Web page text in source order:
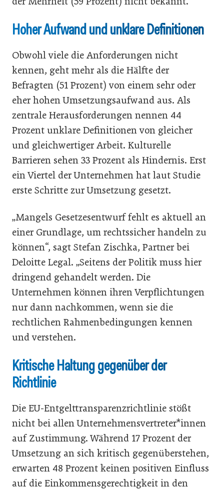
Hoher Aufwand und unklare Definitionen
Obwohl viele die Anforderungen nicht
kennen, geht mehr als die Hälfte der
Befragten (51 Prozent) von einem sehr oder
eher hohen Umsetzungsaufwand aus. Als
zentrale Herausforderungen nennen 44
Prozent unklare Definitionen von gleicher
und gleichwertiger Arbeit. Kulturelle
Barrieren sehen 33 Prozent als Hindernis. Erst
ein Viertel der Unternehmen hat laut Studie
erste Schritte zur Umsetzung gesetzt.
„Mangels Gesetzesentwurf fehlt es aktuell an
einer Grundlage, um rechtssicher handeln zu
können“, sagt Stefan Zischka, Partner bei
Deloitte Legal. „Seitens der Politik muss hier
dringend gehandelt werden. Die
Unternehmen können ihren Verpflichtungen
nur dann nachkommen, wenn sie die
rechtlichen Rahmenbedingungen kennen
und verstehen.
Kritische Haltung gegenüber der
Richtlinie
Die EU-Entgelttransparenzrichtlinie stößt
nicht bei allen Unternehmensvertreter*innen
auf Zustimmung. Während 17 Prozent der
Umsetzung an sich kritisch gegenüberstehen,
erwarten 48 Prozent keinen positiven Einfluss
auf die Einkommensgerechtigkeit in den